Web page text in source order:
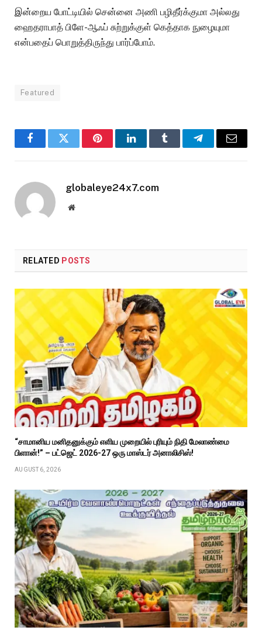
இன்றைய போட்டியில் சென்னை அணி பழிதீர்க்குமா அல்லது
ஹைதராபாத் பிளே-ஆஃப் சுற்றுக்குள் கெத்தாக நுழையுமா
என்பதைப் பொறுத்திருந்து பார்ப்போம்.
Featured
FacebookTwitter PinterestLinkedInTumblr TelegramEmail
globaleye24x7.com
Website
RELATED POSTS
“சாமானிய மனிதனுக்கும் எளிய முறையில் புரியும் நிதி மேலாண்மை
பிளான்!” – பட்ஜெட் 2026-27 ஒரு மாஸ்டர் அனாலிசிஸ்!
AUGUST 6, 2026